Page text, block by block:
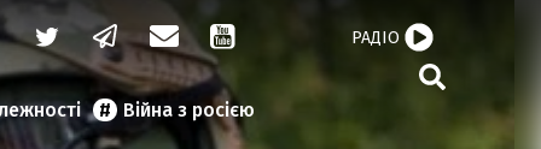
Війна з росією
РАДІО